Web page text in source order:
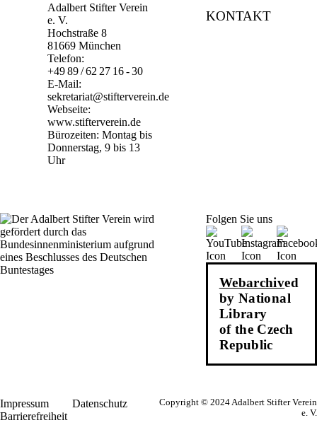
Adalbert Stifter Verein
e. V.
Hochstraße 8
81669 München
Telefon:
+49 89 / 62 27 16 - 30
E-Mail:
sekretariat@stifterverein.de
Webseite:
www.stifterverein.de
Bürozeiten: Montag bis
Donnerstag, 9 bis 13
Uhr
KONTAKT
Folgen Sie uns
Webarchived
by National
Library
of the Czech
Republic
Impressum
Datenschutz
Barrierefreiheit
Copyright © 2024 Adalbert Stifter Verein
e. V.